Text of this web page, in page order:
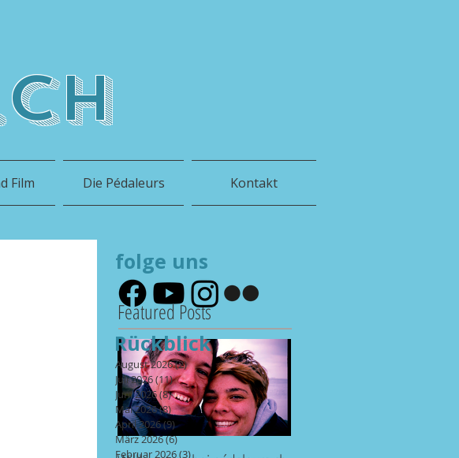
Film Die Pédaleurs Kontakt
Featured Posts
folge uns
Rückblick
August 2026(2)2 Beiträge
Juli 2026(11)11 Beiträge
Juni 2026(8)8 Beiträge
Mai 2026(8)8 Beiträge
April 2026(9)9 Beiträge
März 2026(6)6 Beiträge
Februar 2026(3)3 Beiträge